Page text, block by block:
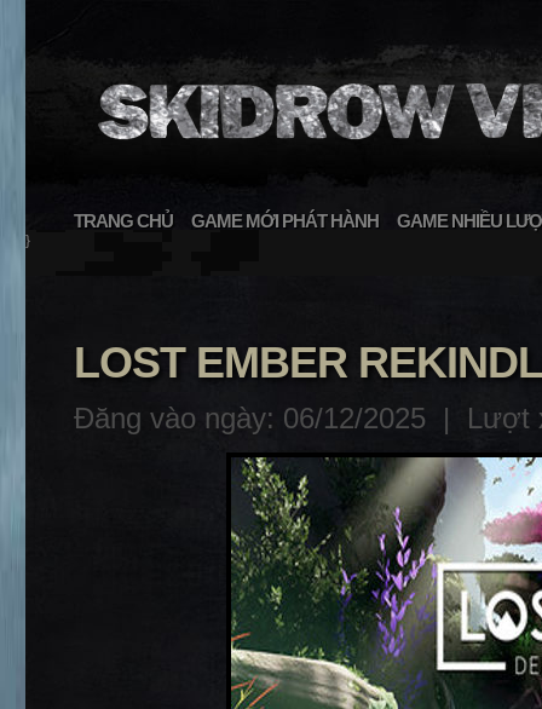
TRANG CHỦ GAME MỚI PHÁT HÀNH GAME NHIỀU
}
LOST EMBER
Đăng vào ngày: 06/12/2025 | Lượt